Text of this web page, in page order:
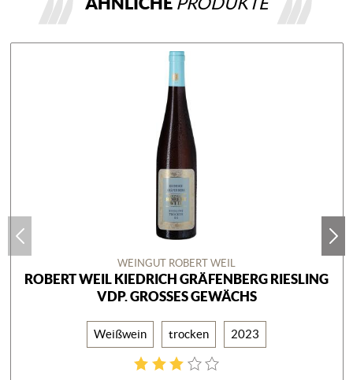
WEINGUT ROBERT WEIL
ROBERT WEIL KIEDRICH GRÄFENBERG RIESLING
VDP. GROSSES GEWÄCHS
Weißwein trocken 2023